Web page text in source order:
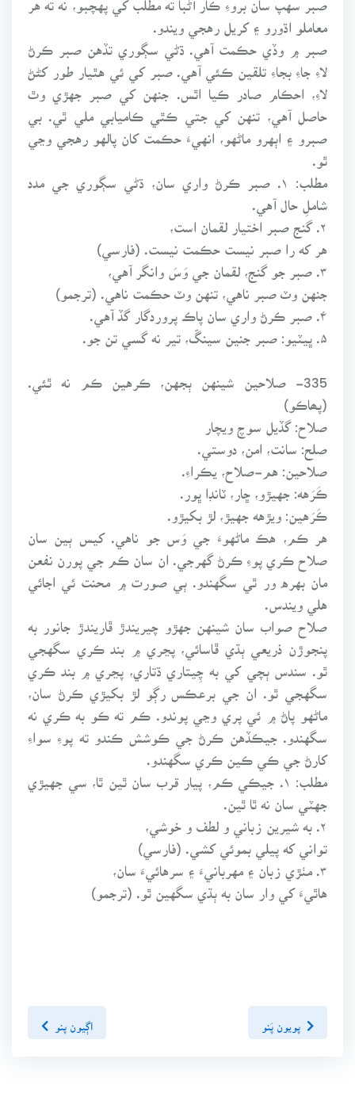
معاملو اڌورو ۽ کريل رهجي ويندو.
صبر ۾ وڏي حڪمت آهي. ڌڻي سڳوري تڏهن صبر ڪرڻ
لاءِ جاءِ بجاءِ تلقين ڪئي آهي. صبر کي ئي هٿيار طور کڻڻ
لاءِ، احڪام صادر ڪيا اٿس. جنهن کي صبر جهڙي وٿ
حاصل آهي، تنهن کي جتي ڪٿي ڪاميابي ملي ٿي. بي
صبرو ۽ اٻهرو ماڻهو، انهيءَ حڪمت کان پالهو رهجي وڃي
ٿو.
مطلب: ۱. صبر ڪرڻ واري سان، ڌڻي سڳوري جي مدد
شاملِ حال آهي.
هر که را صبر نيست حڪمت نيست. (فارسي)
جنهن وٽ صبر ناهي، تنهن وٽ حڪمت ناهي. (ترجمو)
۴. صبر ڪرڻ واري سان پاڪ پروردگار گڏ آهي.
335- صلاحين شينهن ٻجهن، ڪرهين ڪم نه ٿئي.
(پھاڪو)
صلاح: گڏيل سوچ ويچار
صلح: سانت، امن، دوستي.
صلاحين: هم-صلاح، يڪراءِ.
ڪَرَهه: جهيڙو، ڇار، ٽانڊا ڀور.
ڪَرَهين: ويڙهه جهيڙ، لڙ بکيڙو.
هر ڪم، هڪ ماڻهوءَ جي وَس جو ناهي. کيس ٻين سان
صلاح ڪري پوءِ ڪرڻ گهرجي. ان سان ڪم جي پورن نفعن
مان بهره ور ٿي سگهندو. ٻي صورت ۾ محنت ئي اجائي
هلي ويندس.
صلاح صواب سان شينهن جهڙو چيريندڙ ڦاريندڙ جانور به
پنجوڙن ذريعي ٻڌي ڦاسائي، پڃري ۾ بند ڪري سگهجي
ٿو. سندس ٻچي کي به چِيتاري ڌتاري، پڃري ۾ بند ڪري
سگهجي ٿو. ان جي برعڪس رڳو لڙ بکيڙي ڪرڻ سان،
ماڻهو پاڻ ۾ ئي پري وڃي پوندو. ڪم ته ڪو به ڪري نه
سگهندو. جيڪڏهن ڪرڻ جي ڪوشش ڪندو ته پوءِ سواءِ
کارڻ جي ڪي ڪين ڪري سگهندو.
مطلب: ۱. جيڪي ڪم، پيار قرب سان ٿين ٿا، سي جهيڙي
جهٽي سان نه ٿا ٿين.
تواني که پيلي بموئي کشي. (فارسي)
هاٿيءَ کي وار سان به ٻڌي سگهين ٿو. (ترجمو)
پويون پَنو اڳيون پنو